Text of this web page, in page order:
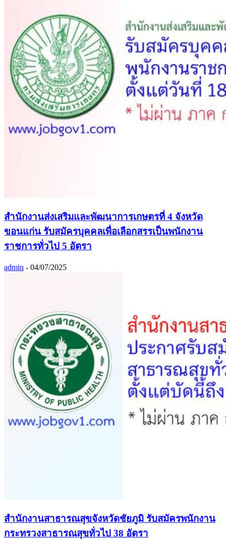
สำนักงานส่งเสริมและพัฒนาการเกษตรที่ 4 จังหวัด
ขอนแก่น รับสมัครบุคคลเพื่อเลือกสรรเป็นพนักงาน
ราชการทั่วไป 5 อัตรา
admin - 04/07/2025
สำนักงานสาธารณสุขจังหวัดชัยภูมิ รับสมัครพนักงาน
กระทรวงสาธารณสุขทั่วไป 38 อัตรา